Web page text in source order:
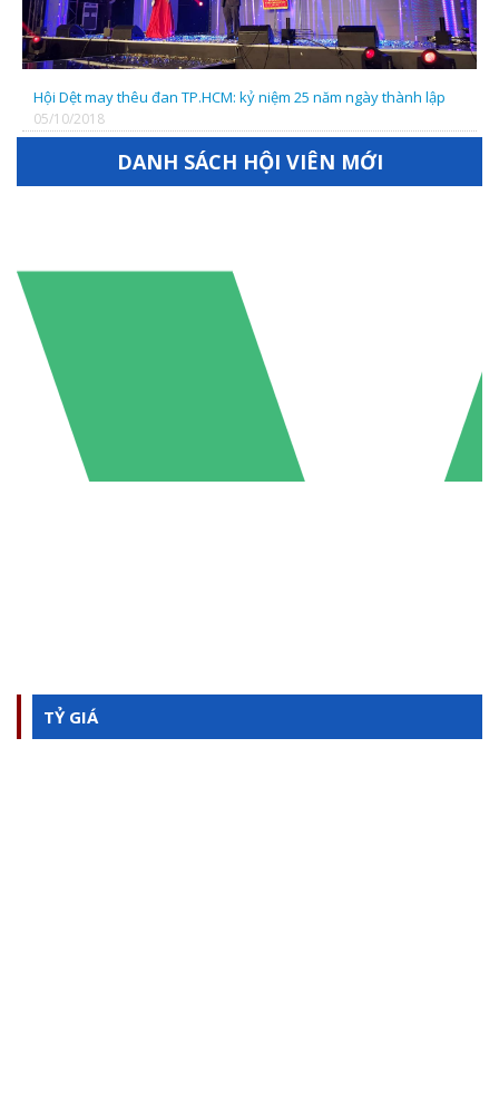
Hội Dệt may thêu đan TP.HCM: kỷ niệm 25 năm ngày thành lập
05/10/2018
DANH SÁCH HỘI VIÊN MỚI
TỶ GIÁ